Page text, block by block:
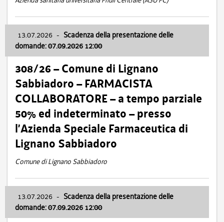
13.07.2026 - Scadenza della presentazione delle
domande: 07.09.2026 12:00
308/26 – Comune di Lignano
Sabbiadoro – FARMACISTA
COLLABORATORE – a tempo parziale
50% ed indeterminato – presso
l’Azienda Speciale Farmaceutica di
Lignano Sabbiadoro
Comune di Lignano Sabbiadoro
13.07.2026 - Scadenza della presentazione delle
domande: 07.09.2026 12:00